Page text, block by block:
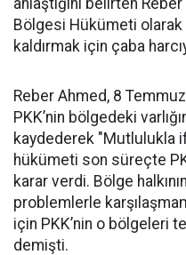
anlaştığını belirten
Bölgesi Hükümeti olarak
kaldırmak için çaba
Reber Ahmed, 8
PKK’nin bölgedeki
kaydederek "Mutlulukla
hükümeti son süreçte
karar verdi. Bölge
problemlerle
için PKK’nin o bölgeleri
demişti.